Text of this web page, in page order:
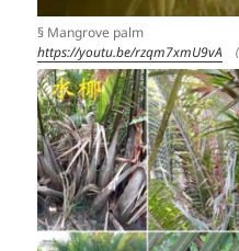
§ Mangrove palm
https://youtu.be/rzqm7xmU9vA